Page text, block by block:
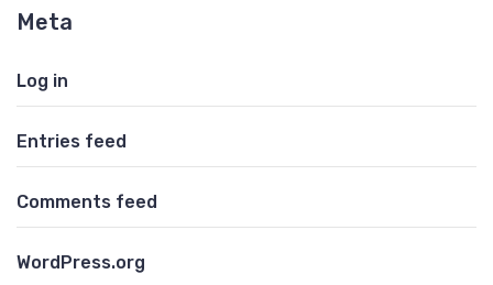
Meta
Log in
Entries feed
Comments feed
WordPress.org